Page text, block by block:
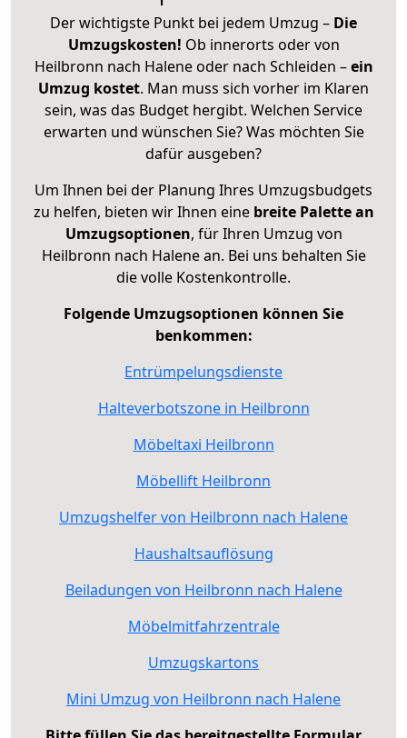
Der wichtigste Punkt bei jedem Umzug – Die
Umzugskosten! Ob innerorts oder von
Heilbronn nach Halene oder nach Schleiden –ein
Umzug kostet. Man muss sich vorher im Klaren
sein, was das Budget hergibt. Welchen Service
erwarten und wünschen Sie? Was möchten Sie
dafür ausgeben?
Um Ihnen bei der Planung Ihres Umzugsbudgets
zu helfen, bieten wir Ihnen eine breite Palette an
Umzugsoptionen, für Ihren Umzug von
Heilbronn nach Halene an. Bei uns behalten Sie
die volle Kostenkontrolle.
Folgende Umzugsoptionen können Sie
benkommen:
Entrümpelungsdienste
Halteverbotszone in Heilbronn
Möbeltaxi Heilbronn
Möbellift Heilbronn
Umzugshelfer von Heilbronn nach Halene
Haushaltsauflösung
Beiladungen von Heilbronn nach Halene
Möbelmitfahrzentrale
Umzugskartons
Mini Umzug von Heilbronn nach Halene